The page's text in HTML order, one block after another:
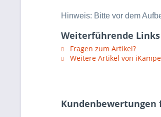
Hinweis: Bitte vor dem
Weiterführende
Fragen zum Artikel?
Weitere Artikel von